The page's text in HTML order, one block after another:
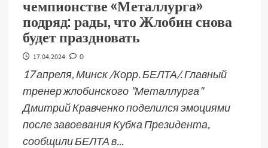
чемпионстве «Металлурга»
подряд: рады, что Жлобин снова
будет праздновать
17.04.2024 0
17 апреля, Минск /Корр. БЕЛТА/. Главный
тренер жлобинского "Металлурга"
Дмитрий Кравченко поделился эмоциями
после завоевания Кубка Президента,
сообщили БЕЛТА в...